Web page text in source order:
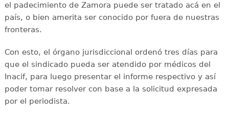
el padecimiento de Zamora puede ser tratado acá en el
país, o bien amerita ser conocido por fuera de nuestras
fronteras.
Con esto, el órgano jurisdiccional ordenó tres días para
que el sindicado pueda ser atendido por médicos del
Inacif, para luego presentar el informe respectivo y así
poder tomar resolver con base a la solicitud expresada
por el periodista.